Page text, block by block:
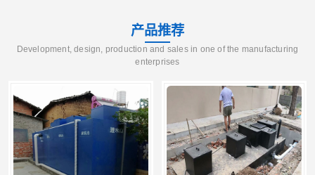
产品推荐
Development, design, production and sales in one of the manufacturing
enterprises